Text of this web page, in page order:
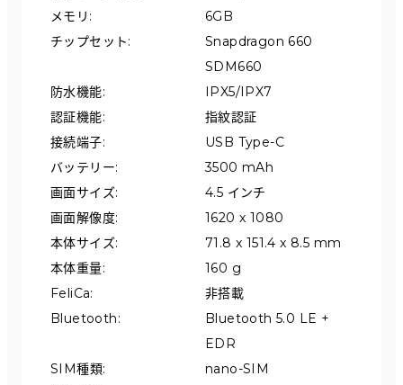
メモリ :
6GB
チップセット:
Snapdragon 660
SDM660
防水機能:
IPX5/IPX7
認証機能:
指紋認証
接続端子:
USB Type-C
バッテリー:
3500 mAh
画面サイズ:
4.5 インチ
画面解像度:
1620 x 1080
本体サイズ:
71.8 x 151.4 x 8.5 mm
本体重量:
160 g
FeliCa:
非搭載
Bluetooth:
Bluetooth 5.0 LE +
EDR
SIM種類:
nano-SIM